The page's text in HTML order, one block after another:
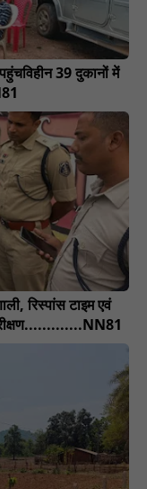
39 दुकानों में
रिस्पांस टाइम एवं